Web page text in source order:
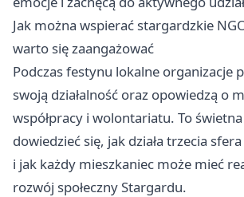
Jak można wspierać stargardzkie
warto się zaangażować
Podczas festynu lokalne organizacje
swoją działalność oraz opowiedzą o
współpracy i wolontariatu. To
dowiedzieć się, jak działa trzecia
i jak każdy mieszkaniec może mieć
rozwój społeczny Stargardu.